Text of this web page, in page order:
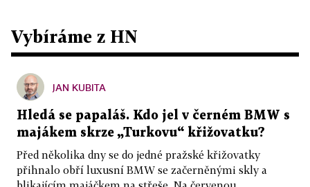
Vybíráme z HN
JAN KUBITA
Hledá se papaláš. Kdo jel v černém BMW s
majákem skrze „Turkovu“ křižovatku?
Před několika dny se do jedné pražské křižovatky
přihnalo obří luxusní BMW se začerněnými skly a